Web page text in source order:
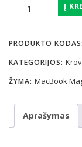
MagSafe
2
tipo
įkroviklio
laidas
Į
PRODUKTO KODAS:
KATEGORIJOS:
ŽYMA: MacBook
Aprašymas